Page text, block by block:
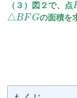
（３）図２で、点
△BFGの面積を